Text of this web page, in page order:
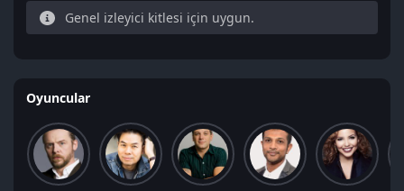
Genel izleyici kitlesi için uygun.
Oyuncular